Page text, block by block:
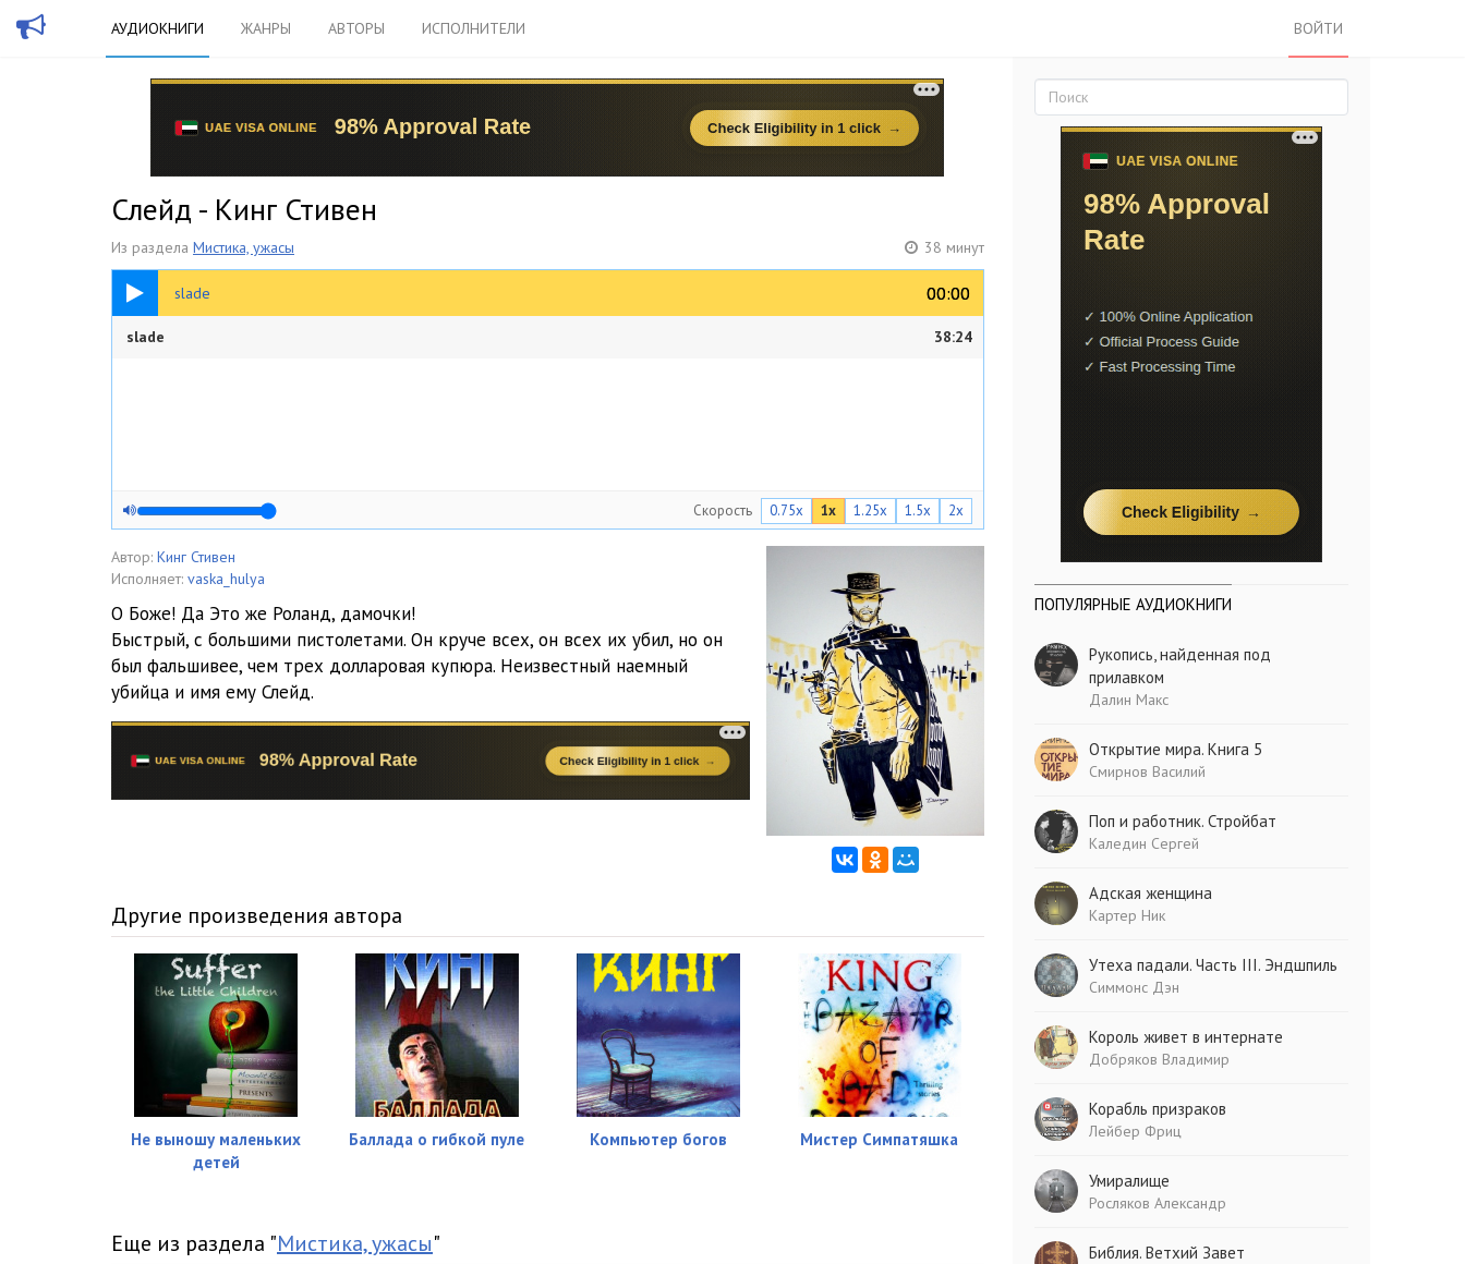
АУДИОКНИГИ ЖАНРЫ АВТОРЫ ИСПОЛНИТЕЛИ ВОЙТИ
Слейд - Кинг Стивен
Из раздела Мистика, ужасы 38 минут
slade 00:00
00:00
38:24
slade 38:24
Скорость 0.75x 1x 1.25x 1.5x 2x
Автор: Кинг Стивен
Исполняет: vaska_hulya
О Боже! Да Это же Роланд, дамочки!
Быстрый, с большими пистолетами. Он круче всех, он всех их убил, но он
был фальшивее, чем трех долларовая купюра. Неизвестный наемный
убийца и имя ему Слейд.
Другие произведения автора
Не выношу маленьких
детей
Баллада о гибкой пуле Компьютер богов Мистер Симпатяшка
Еще из раздела "Мистика, ужасы"
ПОПУЛЯРНЫЕ АУДИОКНИГИ
Рукопись, найденная под
прилавком
Далин Макс
Открытие мира. Книга 5
Смирнов Василий
Поп и работник. Стройбат
Каледин Сергей
Адская женщина
Картер Ник
Утеха падали. Часть III. Эндшпиль
Симмонс Дэн
Король живет в интернате
Добряков Владимир
Корабль призраков
Лейбер Фриц
Умиралище
Росляков Александр
Библия. Ветхий Завет